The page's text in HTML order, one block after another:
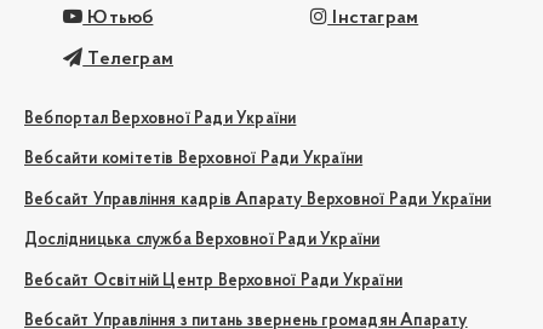
Ютьюб Інстаграм
Телеграм
Вебпортал Верховної Ради України
Вебсайти комітетів Верховної Ради України
Вебсайт Управління кадрів Апарату Верховної Ради України
Дослідницька служба Верховної Ради України
Вебсайт Освітній Центр Верховної Ради України
Вебсайт Управління з питань звернень громадян Апарату